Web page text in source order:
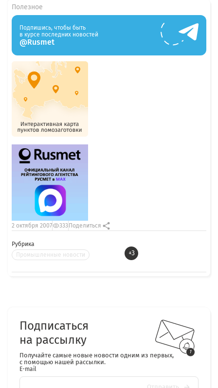
Рубрика
Промышленные новости
+3
2 октября 2007 333 Поделиться
Полезное
Подпишись, чтобы быть
в курсе последних новостей
@Rusmet
Подписаться
на рассылку
Получайте самые новые новости одним из первых,
с помощью нашей рассылки.
E-mail